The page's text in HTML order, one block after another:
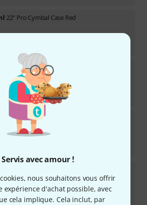
Servis avec amour !
nous souhaitons vous offrir
expérience d'achat possible, avec
cela implique. Cela inclut, par
22" Pro Cymbal Case Red
MCD-14 Cymbal Dividers
57
immédiatement
€
22" Canvas Coll. Cymbal Bag GR
sous 2–3 semaines
immédiatement
€